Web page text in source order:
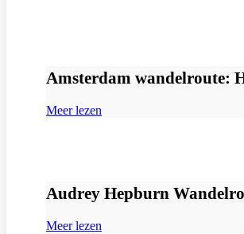
Amsterdam wandelroute:
Meer lezen
Audrey Hepburn
Meer lezen